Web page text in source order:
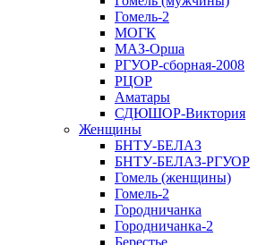
Гомель-2
МОГК
МАЗ-Орша
РГУОР-сборная-2008
РЦОР
Аматары
СДЮШОР-Виктория
Женщины
БНТУ-БЕЛАЗ
БНТУ-БЕЛАЗ-РГУОР
Гомель (женщины)
Гомель-2
Городничанка
Городничанка-2
Берестье